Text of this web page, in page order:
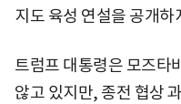
지도 육성 연설을 공개하
트럼프 대통령은 모즈타
않고 있지만, 종전 협상